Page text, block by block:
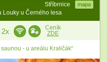
Stříbrnice mapa
Louky u Černého lesa
2x
Ceník
ZDE
- u areálu Kraličák“